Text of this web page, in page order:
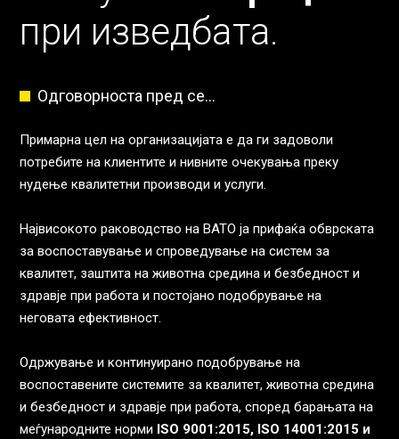
при изведбата.
Одговорноста пред се...
Примарна цел на организацијата е да ги задоволи
потребите на клиентите и нивните очекувања преку
нудење квалитетни производи и услуги.
Највисокото раководство на ВАТО ја прифаќа обврската
за воспоставување и спроведување на систем за
квалитет, заштита на животна средина и безбедност и
здравје при работа и постојано подобрување на
неговата ефективност.
Одржување и континуирано подобрување на
воспоставените системите за квалитет, животна средина
и безбедност и здравје при работа, според барањата на
меѓународните норми ISO 9001:2015, ISO 14001:2015 и